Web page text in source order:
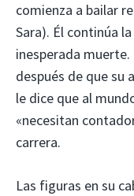
comienza a bailar
Sara). Él continúa
inesperada
después de que su
le dice que al
«necesitan
carrera.
Las figuras en su